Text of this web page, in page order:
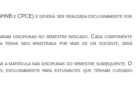
e CPCE) e deverá ser realizada exclusivamente por
disciplinas no semestre indicado. Cada componente
sido ministrada por mais de um docente, será
a matrícula nas disciplinas do semestre subsequente. O
exclusivamente para estudantes que tenham cursado